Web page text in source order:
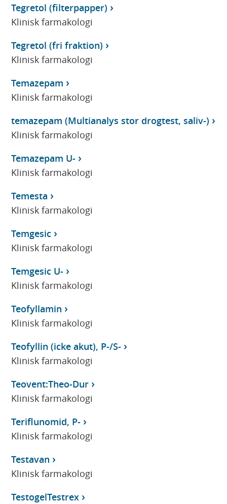
Tegretol (filterpapper)
Klinisk farmakologi
Tegretol (fri fraktion)
Klinisk farmakologi
Temazepam
Klinisk farmakologi
temazepam (Multianalys stor drogtest, saliv-)
Klinisk farmakologi
Temazepam U-
Klinisk farmakologi
Temesta
Klinisk farmakologi
Temgesic
Klinisk farmakologi
Temgesic U-
Klinisk farmakologi
Teofyllamin
Klinisk farmakologi
Teofyllin (icke akut), P-/S-
Klinisk farmakologi
Teovent:Theo-Dur
Klinisk farmakologi
Teriflunomid, P-
Klinisk farmakologi
Testavan
Klinisk farmakologi
TestogelTestrex